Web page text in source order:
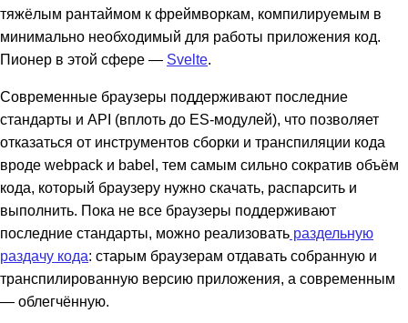
тяжёлым рантаймом к фреймворкам, компилируемым в
минимально необходимый для работы приложения код.
Пионер в этой сфере — Svelte.
Современные браузеры поддерживают последние
стандарты и API (вплоть до ES-модулей), что позволяет
отказаться от инструментов сборки и транспиляции кода
вроде webpack и babel, тем самым сильно сократив объём
кода, который браузеру нужно скачать, распарсить и
выполнить. Пока не все браузеры поддерживают
последние стандарты, можно реализовать раздельную
раздачу кода: старым браузерам отдавать собранную и
транспилированную версию приложения, а современным
— облегчённую.